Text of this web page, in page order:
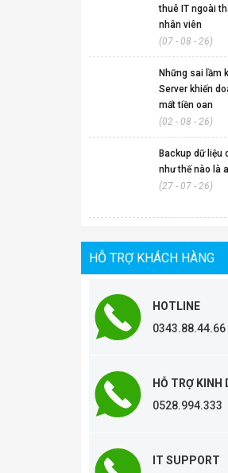
thuê IT ngoài
nhân viên
(07 - 08 - 26)
Những sai lầm
Server khiến
mất tiền oan
(02 - 08 - 26)
Backup dữ liệu
như thế nào là
(27 - 07 - 26)
HỖ TRỢ KHÁCH HÀNG
HOTLINE
0343.88.44.66
HỖ TRỢ KINH
0528.994.333
IT SUPPORT